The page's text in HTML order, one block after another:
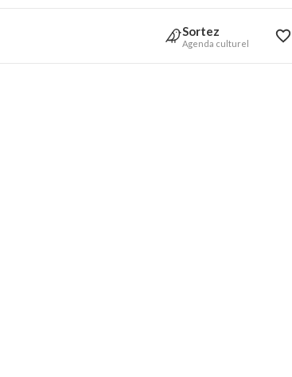
Sortez
Agenda culturel